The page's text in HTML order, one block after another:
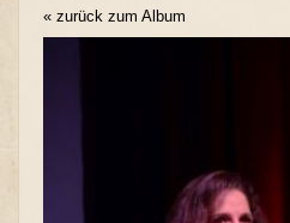
« zurück zum Album